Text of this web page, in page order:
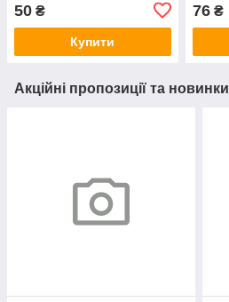
50 ₴
Купити
76₴
Акційні пропозиції та новинки